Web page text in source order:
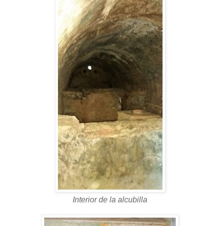
Interior de la alcubilla